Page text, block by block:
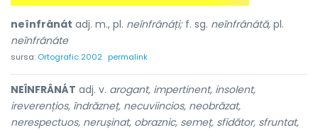
neînfrânát adj. m., pl. neînfrânáți;f. sg. neînfrânátă, pl.
neînfrânáte
sursa: Ortografic 2002 permalink
NEÎNFRÂNÁT adj. v. arogant, impertinent, insolent,
ireverențios, îndrăzneț, necuviincios, neobrăzat,
nerespectuos, nerușinat, obraznic, semeț, sfidător, sfruntat,